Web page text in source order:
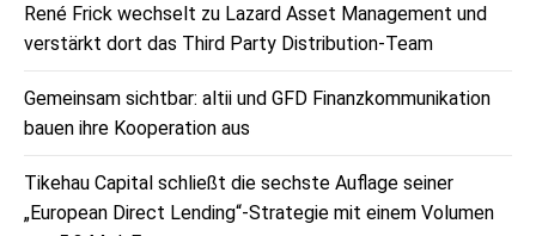
René Frick wechselt zu Lazard Asset Management und
verstärkt dort das Third Party Distribution-Team
Gemeinsam sichtbar: altii und GFD Finanzkommunikation
bauen ihre Kooperation aus
Tikehau Capital schließt die sechste Auflage seiner
„European Direct Lending“-Strategie mit einem Volumen